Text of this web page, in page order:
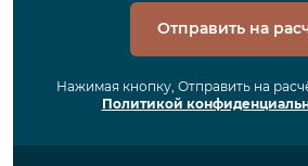
Отправить на
Нажимая кнопку, Отправить на
Политикой